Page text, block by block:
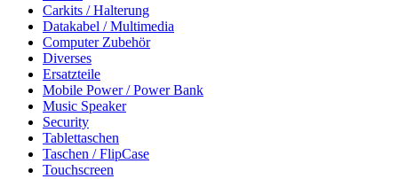
Carkits / Halterung
Datakabel / Multimedia
Computer Zubehör
Diverses
Ersatzteile
Mobile Power / Power Bank
Music Speaker
Security
Tablettaschen
Taschen / FlipCase
Touchscreen